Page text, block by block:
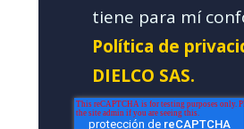
tiene para mí
Política de
DIELCO SAS.